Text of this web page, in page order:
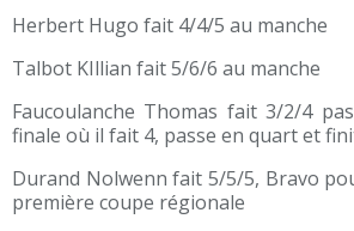
Herbert Hugo fait 4/4/5 au manche
Talbot KIllian fait 5/6/6 au manche
Faucoulanche Thomas fait 3/2/4
finale où il fait 4, passe en quart et
Durand Nolwenn fait 5/5/5, Bravo
première coupe régionale